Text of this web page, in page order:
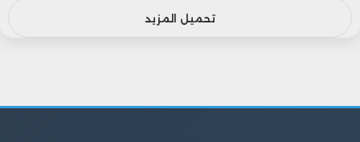
تحميل المزيد